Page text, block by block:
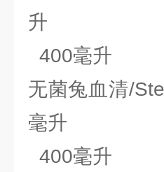
升
400毫升
无菌兔血清/
毫升
400毫升